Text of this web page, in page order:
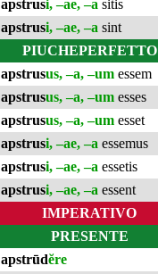
apstrusi, –ae, –a sitis
apstrusi, –ae, –a sint
PIUCHEPERFETTO
apstrusus, –a, –um essem
apstrusus, –a, –um esses
apstrusus, –a, –um esset
apstrusi, –ae, –a essemus
apstrusi, –ae, –a essetis
apstrusi, –ae, –a essent
IMPERATIVO
PRESENTE
apstrūdĕre